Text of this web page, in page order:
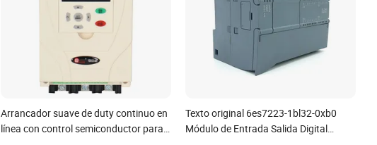
Arrancador suave de duty continuo en
línea con control semiconductor para
Texto original 6es7223-1bl32-0xb0
Módulo de Entrada Salida Digital